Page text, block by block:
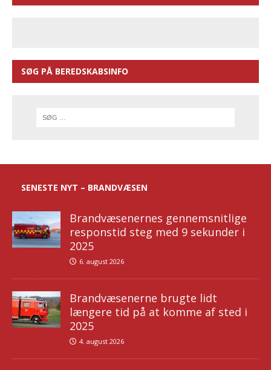
SØG PÅ BEREDSKABSINFO
SENESTE NYT – BRANDVÆSEN
Brandvæsenernes gennemsnitlige
responstid steg med 9 sekunder i
2025
6. august 2026
Brandvæsenerne brugte lidt
længere tid på at komme af sted i
2025
4. august 2026